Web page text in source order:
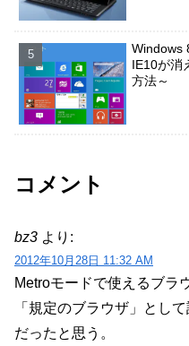
Windows
IE10が消
方法～
コメント
bz3 より:
2012年10月28日 11:32 AM
Metroモードで使えるブラ
「規定のブラウザ」とし
だったと思う。